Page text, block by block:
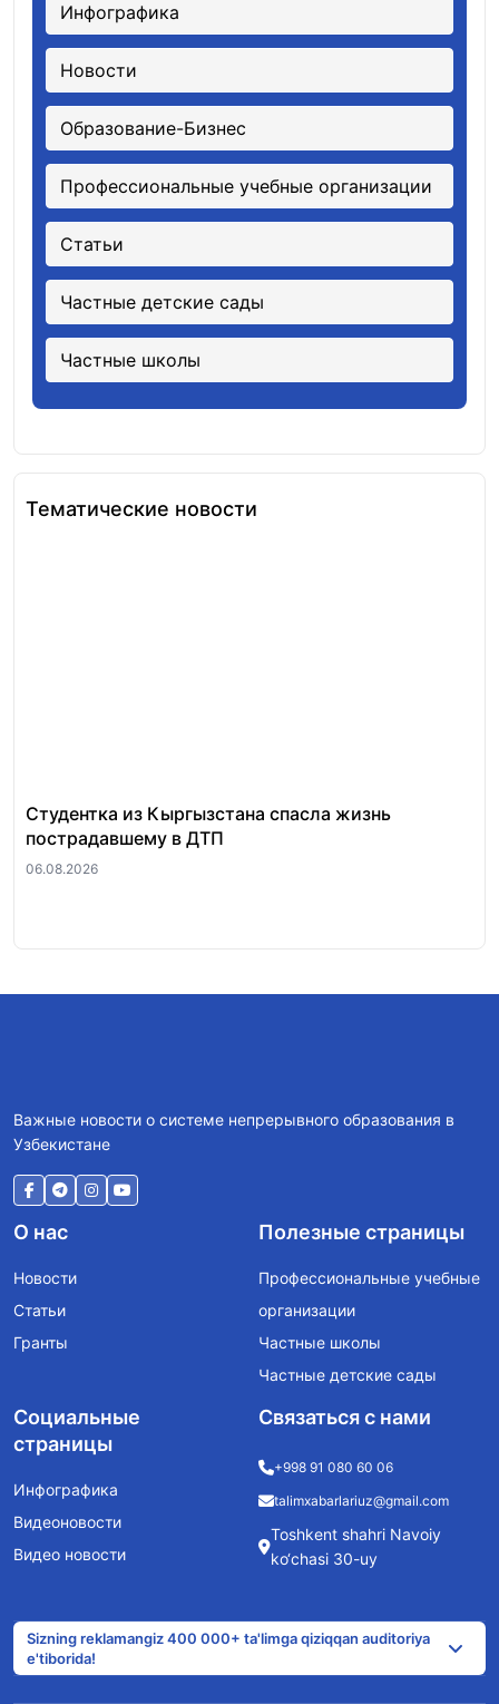
Инфографика
Новости
Образование-Бизнес
Профессиональные учебные организации
Статьи
Частные детские сады
Частные школы
Тематические новости
Студентка из Кыргызстана спасла жизнь
пострадавшему в ДТП
06.08.2026
Важные новости о системе непрерывного образования в
Узбекистане
О нас
Новости
Статьи
Гранты
Полезные страницы
Профессиональные учебные
организации
Частные школы
Частные детские сады
Социальные
страницы
Инфографика
Видеоновости
Видео новости
Связаться с нами
+998 91 080 60 06
talimxabarlariuz@gmail.com
Toshkent shahri Navoiy
ko‘chasi 30-uy
Sizning reklamangiz 400 000+ ta'limga qiziqqan auditoriya
e'tiborida!